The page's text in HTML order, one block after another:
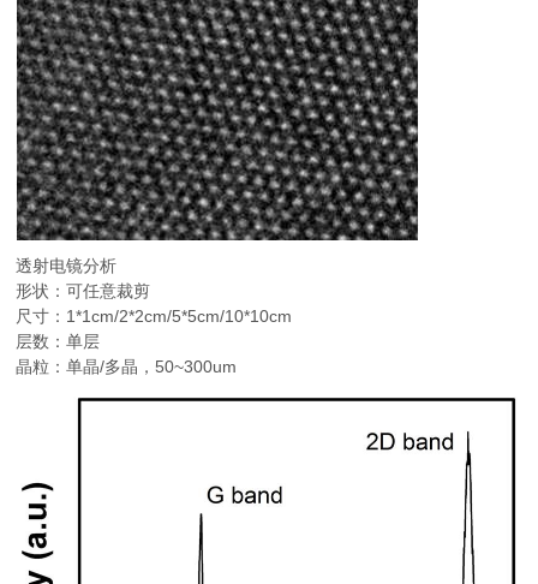
透射电镜分析
形状：可任意裁剪
尺寸：1*1cm/2*2cm/5*5cm/10*10cm
层数：单层
晶粒：单晶/多晶，50~300um